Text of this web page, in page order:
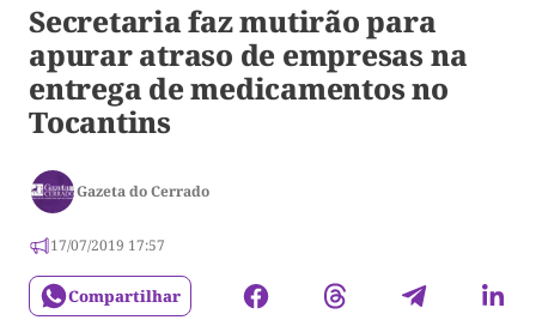
Secretaria faz mutirão para
apurar atraso de empresas na
entrega de medicamentos no
Tocantins
Gazeta do Cerrado
17/07/2019 17:57
Compartilhar